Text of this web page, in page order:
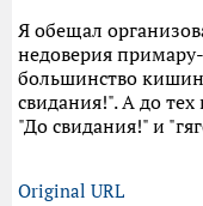
Я обещал
недоверия
большинство
свидания!". А до
"До свидания!" и
Original URL